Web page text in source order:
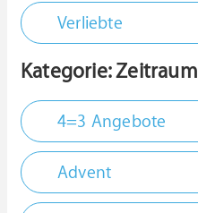
Verliebte
Kategorie: Zeitraum
4=3 Angebote
Advent